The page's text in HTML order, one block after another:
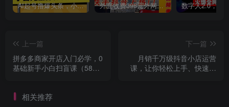
AI起号撸爆头条，小白也能操作，日入2000+ 外面收费398元外网超跑豪车汽车视频搬运至快手抖音上热门项目
上一篇
拼多多商家开店入门必学，0
基础新手小白扫盲课（58节
下一篇
月销千万级抖音小店运营
课，让你轻松上手、快速选
相关推荐